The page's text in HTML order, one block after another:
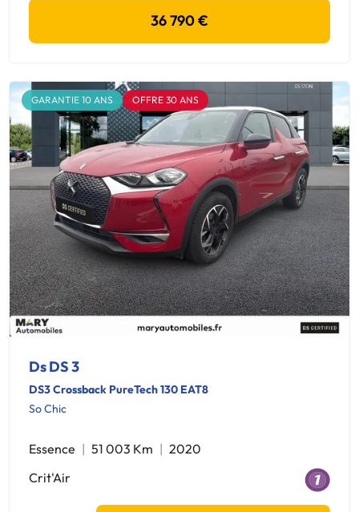
36 790 €
GARANTIE 10 ANS OFFRE 30 ANS
Ds DS 3
DS3 Crossback PureTech 130 EAT8
So Chic
Essence 51 003 Km
2020
Crit'Air